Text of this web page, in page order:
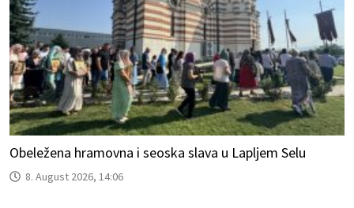
Obeležena hramovna i seoska slava u Lapljem Selu
8. August 2026, 14:06